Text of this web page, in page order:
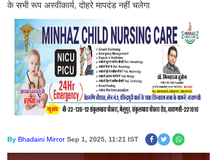
के सभी रूप अस्वीकार्य, दोहरे मापदंड नहीं चलेगा
By Bhadaini Mirror Sep 1, 2025, 11:21 IST